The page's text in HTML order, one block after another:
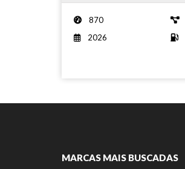
870
2026
MARCAS MAIS BUSCADAS